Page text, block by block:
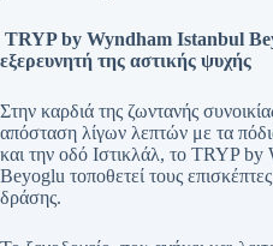
TRYP by Wyndham Istanbul
εξερευνητή της αστικής ψυχής
Στην καρδιά της ζωντανής
απόσταση λίγων λεπτών με τα
και την οδό Ιστικλάλ, το TRYP
Beyoglu τοποθετεί τους
δράσης.